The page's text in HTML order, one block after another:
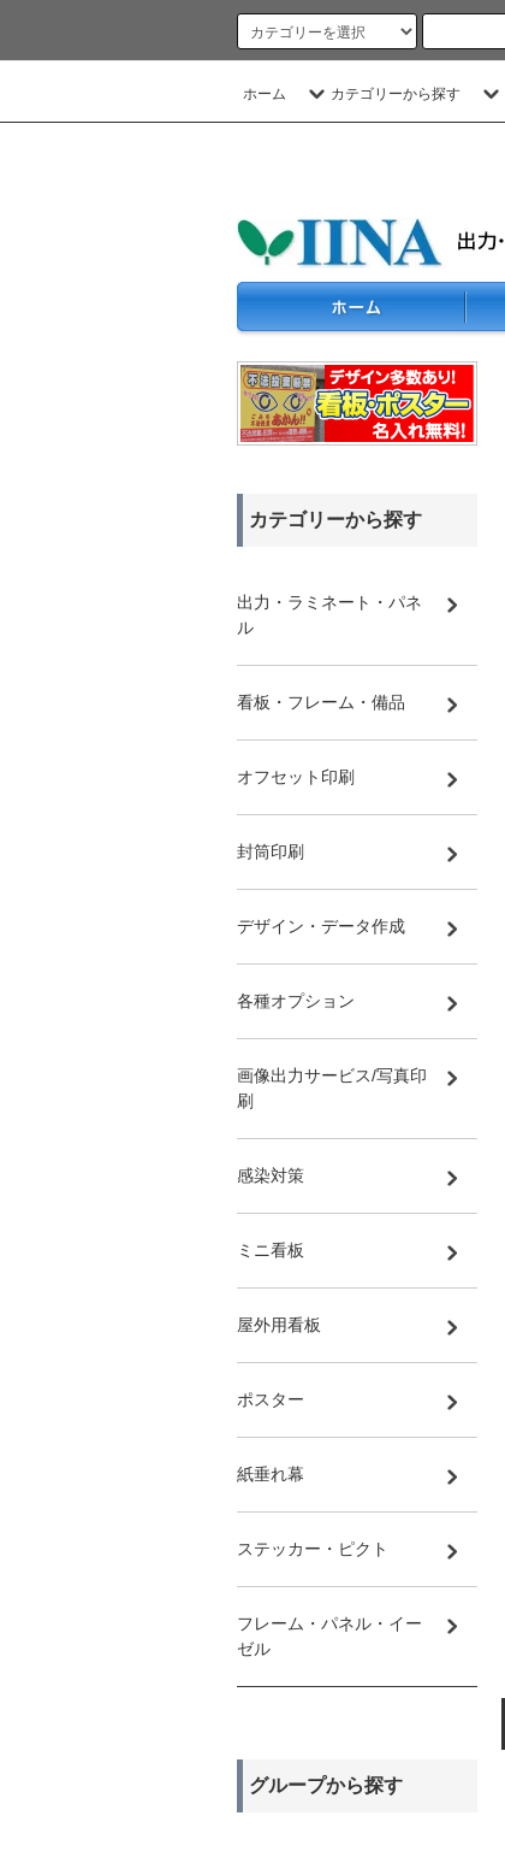
ホーム カテゴリーから探す
カテゴリーから探す
出力・ラミネート・パネ
ル
看板・フレーム・備品
オフセット印刷
封筒印刷
デザイン・データ作成
各種オプション
画像出力サービス/写真印
刷
感染対策
ミニ看板
屋外用看板
ポスター
紙垂れ幕
ステッカー・ピクト
フレーム・パネル・イー
ゼル
グループから探す